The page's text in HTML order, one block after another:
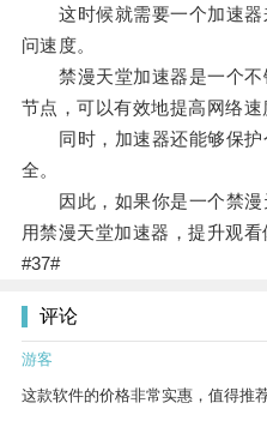
这时候就需要一个加速器
问速度。
禁漫天堂加速器是一个不
节点，可以有效地提高网络速
同时，加速器还能够保护
全。
因此，如果你是一个禁漫
用禁漫天堂加速器，提升观看
#37#
评论
游客
这款软件的价格非常实惠，值得推荐